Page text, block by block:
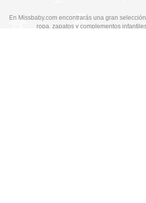
En Missbaby.com encontrarás una gran
ropa, zapatos y complementos